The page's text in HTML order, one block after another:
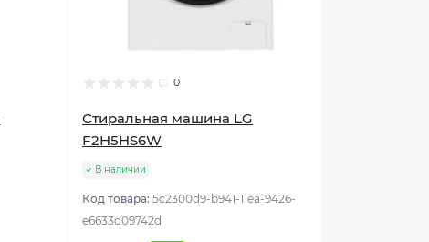
0
Стиральная машина LG
F2H5HS6W
В наличии
Код товара:5c2300d9-b941-11ea-9426-
e6633d09742d